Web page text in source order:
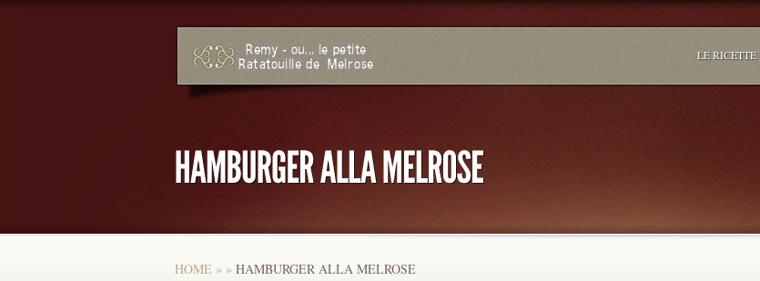
LE RICETTE
HOME » » HAMBURGER ALLA MELROSE